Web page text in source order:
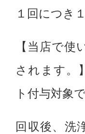
１回につき
【当店で
されます。
ト付与対象
回収後、洗